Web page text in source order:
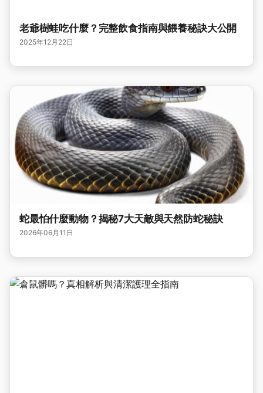
老爺樹蛙吃什麼？完整飲食指南與餵養秘訣大公開
2025年12月22日
蛇最怕什麼動物？揭秘7大天敵與天然防蛇秘訣
2026年06月11日